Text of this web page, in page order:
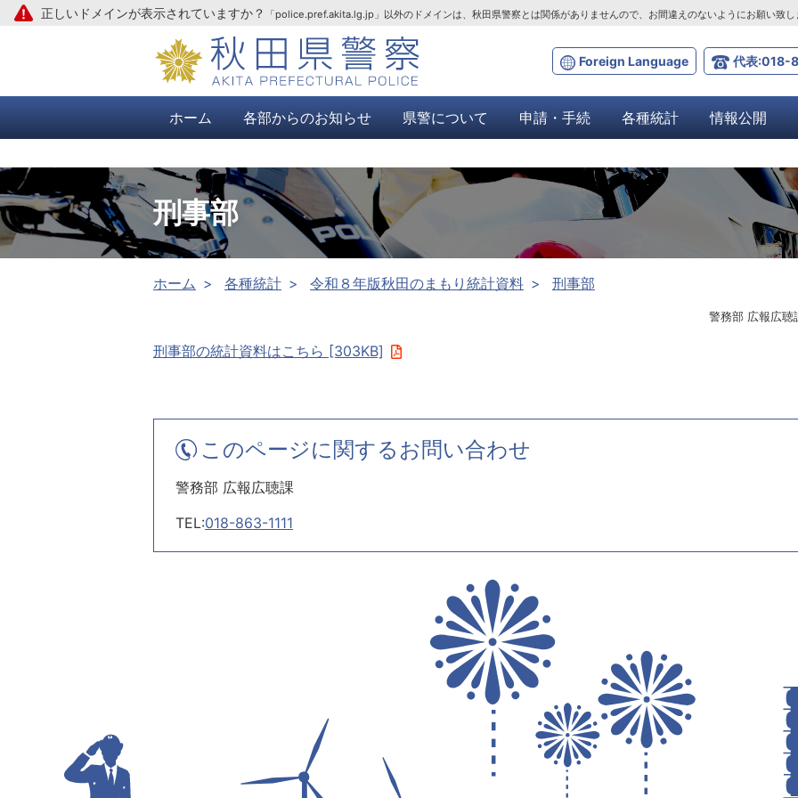
本文へ
Foreign Language 代表:018-
正しいドメインが表示されていますか？ 「police.pref.akita.lg.jp」以外のドメインは、秋田県警察とは関係がありませんので、お間違えのないようにお願い致し
ホーム 各部からのお知らせ 県警について 申請・手続 各種統計 情報公開
刑事部
ホーム 各種統計 令和８年版秋田のまもり統計資料 刑事部
警務部 広報広聴
刑事部の統計資料はこちら [303KB]
このページに関するお問い合わせ
警務部 広報広聴課
TEL:018-863-1111